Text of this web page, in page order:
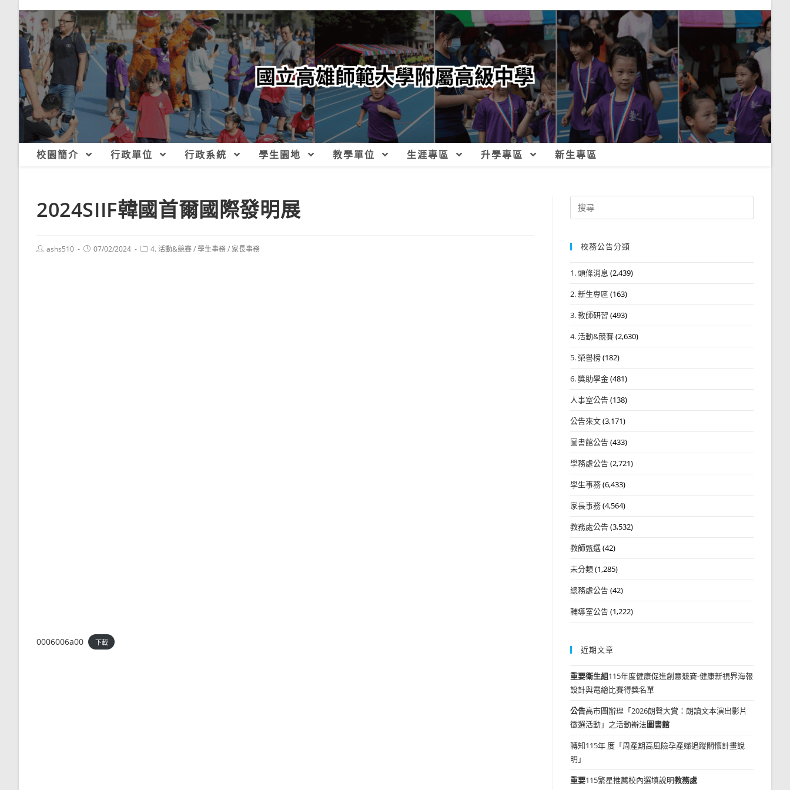
校園簡介 行政單位 行政系統 學生園地 教學單位 生涯專區 升學專區 新生專區
2024SIIF韓國首爾國際發明展
Postashs510
Post07/02/2024
Post4. 活動&競賽/學生事務/ 家長事務
0006006a00 下載
Search
for:
校務公告分類
1. 頭條消息 (2,439)
2. 新生專區 (163)
3. 教師研習 (493)
4. 活動&競賽(2,630)
5. 榮譽榜(182)
6. 獎助學金(481)
人事室公告(138)
公告來文(3,171)
圖書館公告(433)
學務處公告(2,721)
學生事務(6,433)
家長事務(4,564)
教務處公告(3,532)
教師甄選(42)
未分類(1,285)
總務處公告(42)
輔導室公告(1,222)
近期文章
重要衛生組115年度健康促進創意競賽-健康新視界海報
設計與電繪比賽得獎名單
公告高市圖辦理「2026朗聲大賞：朗讀文本演出影片
徵選活動」之活動辦法圖書館
轉知115年 度「周產期高風險孕產婦追蹤關懷計畫說
明」
重要115繁星推薦校內選填說明教務處